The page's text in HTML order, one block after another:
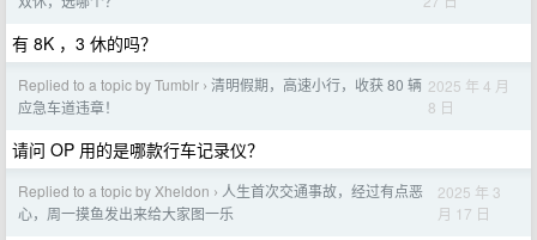
有 8K ，3 休的吗？
Replied to a topic by Tumblr › 清明假期，高速小行，收获 80 辆
应急车道违章！
2025 年 4 月
8 日
请问 OP 用的是哪款行车记录仪？
Replied to a topic by Xheldon › 人生首次交通事故，经过有点恶
心，周一摸鱼发出来给大家图一乐
2025 年 3
月 17 日